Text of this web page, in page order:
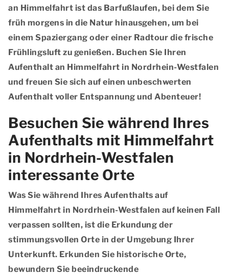
an Himmelfahrt ist das Barfußlaufen, bei dem Sie
früh morgens in die Natur hinausgehen, um bei
einem Spaziergang oder einer Radtour die frische
Frühlingsluft zu genießen. Buchen Sie Ihren
Aufenthalt an Himmelfahrt in Nordrhein-Westfalen
und freuen Sie sich auf einen unbeschwerten
Aufenthalt voller Entspannung und Abenteuer!
Besuchen Sie während Ihres
Aufenthalts mit Himmelfahrt
in Nordrhein-Westfalen
interessante Orte
Was Sie während Ihres Aufenthalts auf
Himmelfahrt in Nordrhein-Westfalen auf keinen Fall
verpassen sollten, ist die Erkundung der
stimmungsvollen Orte in der Umgebung Ihrer
Unterkunft. Erkunden Sie historische Orte,
bewundern Sie beeindruckende